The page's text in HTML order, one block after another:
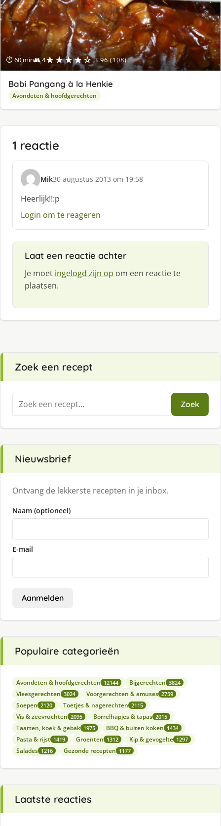
⏱ 60 min👥 4★★★★☆ 3.96 (108)
Babi Pangang à la Henkie
Avondeten & hoofdgerechten
1 reactie
Mik
s
c
h
r
30 augustus 2013 om 19:58
Heerlijk!!:p
Login om te reageren
Laat een reactie achter
Je moet ingelogd zijn op om een reactie te
plaatsen.
Zoek een recept
Zoeken
naar:
Zoek
Nieuwsbrief
Ontvang de lekkerste recepten in je inbox.
Naam (optioneel)
E-mail
Aanmelden
Populaire categorieën
Avondeten & hoofdgerechten 12144 Bijgerechten 3824
Vleesgerechten 3024 Voorgerechten & amuses 2759
Soepen 2120 Toetjes & nagerechten 2115
Vis & zeevruchten 2095 Borrelhapjes & tapas 2015
Taarten, koek & gebak 1975 BBQ & buiten koken 1434
Pasta & rijst 1419 Groenten 1312 Kip & gevogelte 1297
Salades 1216 Gezonde recepten 1177
Laatste reacties